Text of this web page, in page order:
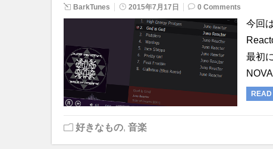
BarkTunes 2015年7月17日 0 Comments
今回
最初
好きなもの, 音楽